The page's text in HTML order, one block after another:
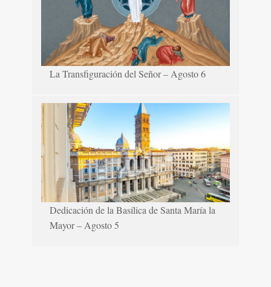
La Transfiguración del Señor – Agosto 6
Dedicación de la Basílica de Santa María la
Mayor – Agosto 5